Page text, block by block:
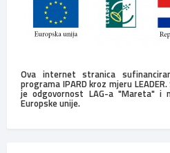
Ova internet stranica
programa IPARD kroz mjeru
je odgovornost LAG-a "Mareta" i
Europske unije.